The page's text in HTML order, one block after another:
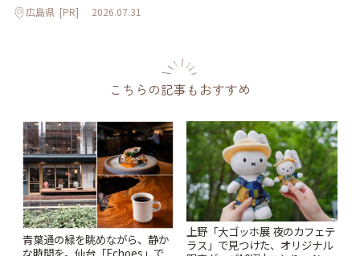
広島県 [PR] 2026.07.31
こちらの記事もおすすめ
青葉通の緑を眺めながら、静か
な時間を。仙台「Echoes」で
上野「大ゴッホ展 夜のカフェテ
ラス」で見つけた、オリジナル